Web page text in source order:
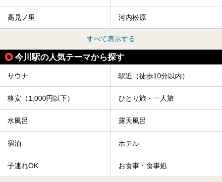
高見ノ里 河内松原
すべて表示する
今川駅の人気テーマから探す
サウナ 駅近（徒歩10分以内）
格安（1,000円以下） ひとり旅・一人旅
水風呂 露天風呂
宿泊 ホテル
子連れOK お食事・食事処